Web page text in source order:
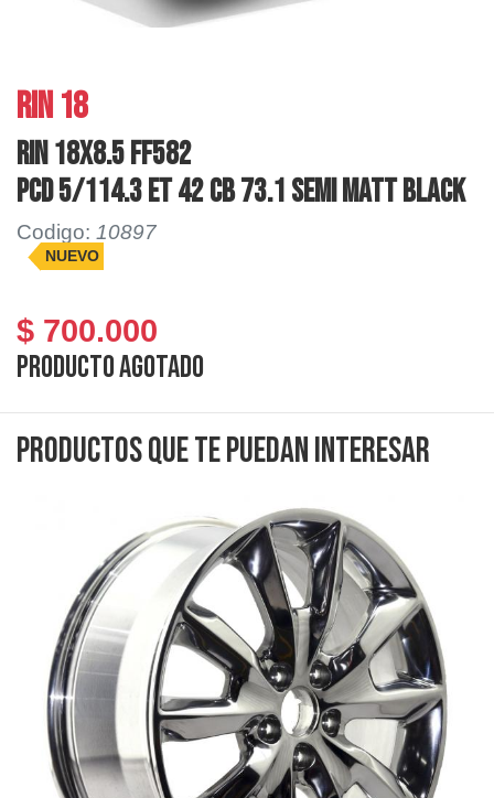
RIN 18
RIN 18X8.5 FF582
PCD 5/114.3 ET 42 CB 73.1 SEMI MATT BLACK
Codigo: 10897
NUEVO
$ 700.000
Producto agotado
Productos que te puedan interesar